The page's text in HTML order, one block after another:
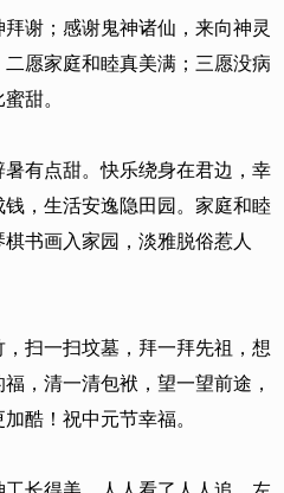
谢；感谢鬼神诸仙，来向神灵
愿家庭和睦真美满；三愿没病
甜。
有点甜。快乐绕身在君边，幸
，生活安逸隐田园。家庭和睦
书画入家园，淡雅脱俗惹人
扫一扫坟墓，拜一拜先祖，想
，清一清包袱，望一望前途，
酷！祝中元节幸福。